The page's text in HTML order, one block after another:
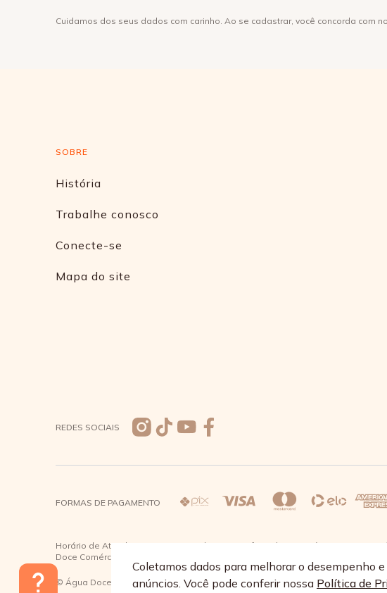
Coletamos dados para melhorar o desempenho
anúncios. Você pode conferir nossa Política de
Cuidamos dos seus dados com carinho. Ao se cadastrar, você concorda com
SOBRE
História
Trabalhe conosco
Conecte-se
Mapa do site
REDES SOCIAIS
FORMAS DE PAGAMENTO
Horário de Atendimento: De segunda a quinta-feira das 08:30 às 17:30 e
Doce Comércio de Roupas e Acessórios Ltda - CNPJ: 57.484.768/0064-89
© Água Doce 2026 - Todos os direitos reservados